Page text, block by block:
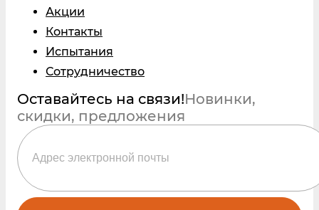
Акции
Контакты
Испытания
Сотрудничество
Оставайтесь на связи!Новинки,
скидки, предложения